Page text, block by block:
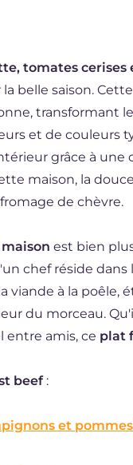
tomates cerises
belle saison.
transformant le
et de couleurs
grâce à une
maison, la
de chèvre.
est bien
chef réside dans
viande à la poêle,
du morceau.
entre amis, ce plat
beef:
et